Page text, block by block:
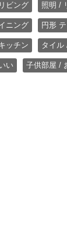
ビング 照明 /
ニング 円形
ッチン タイル
い 子供部屋 /